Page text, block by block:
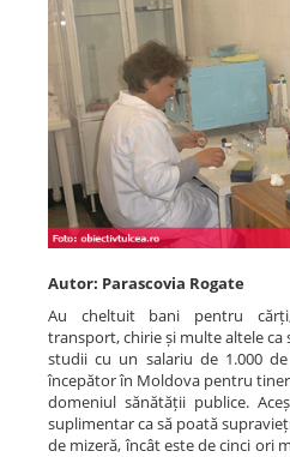
Școala E-Sănătate
SanoTeca
Autor: Parascovia Rogate
Au cheltuit bani pentru cărți,
transport, chirie și multe altele ca
studii cu un salariu de 1.000
începător în Moldova pentru
domeniul sănătății publice.
suplimentar ca să poată
de mizeră, încât este de cinci ori